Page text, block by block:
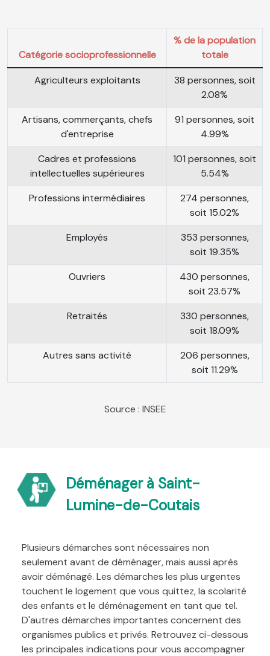
Catégorie socioprofessionnelle
% de la population
totale
Agriculteurs exploitants
38 personnes, soit
2.08%
Artisans, commerçants, chefs
d'entreprise
91 personnes, soit
4.99%
Cadres et professions
intellectuelles supérieures
101 personnes, soit
5.54%
Professions intermédiaires
274 personnes,
soit 15.02%
Employés
353 personnes,
soit 19.35%
Ouvriers
430 personnes,
soit 23.57%
Retraités
330 personnes,
soit 18.09%
Autres sans activité
206 personnes,
soit 11.29%
Source : INSEE
Déménager à Saint-
Lumine-de-Coutais
Plusieurs démarches sont nécessaires non
seulement avant de déménager, mais aussi après
avoir déménagé. Les démarches les plus urgentes
touchent le logement que vous quittez, la scolarité
des enfants et le déménagement en tant que tel.
D'autres démarches importantes concernent des
organismes publics et privés. Retrouvez ci-dessous
les principales indications pour vous accompagner